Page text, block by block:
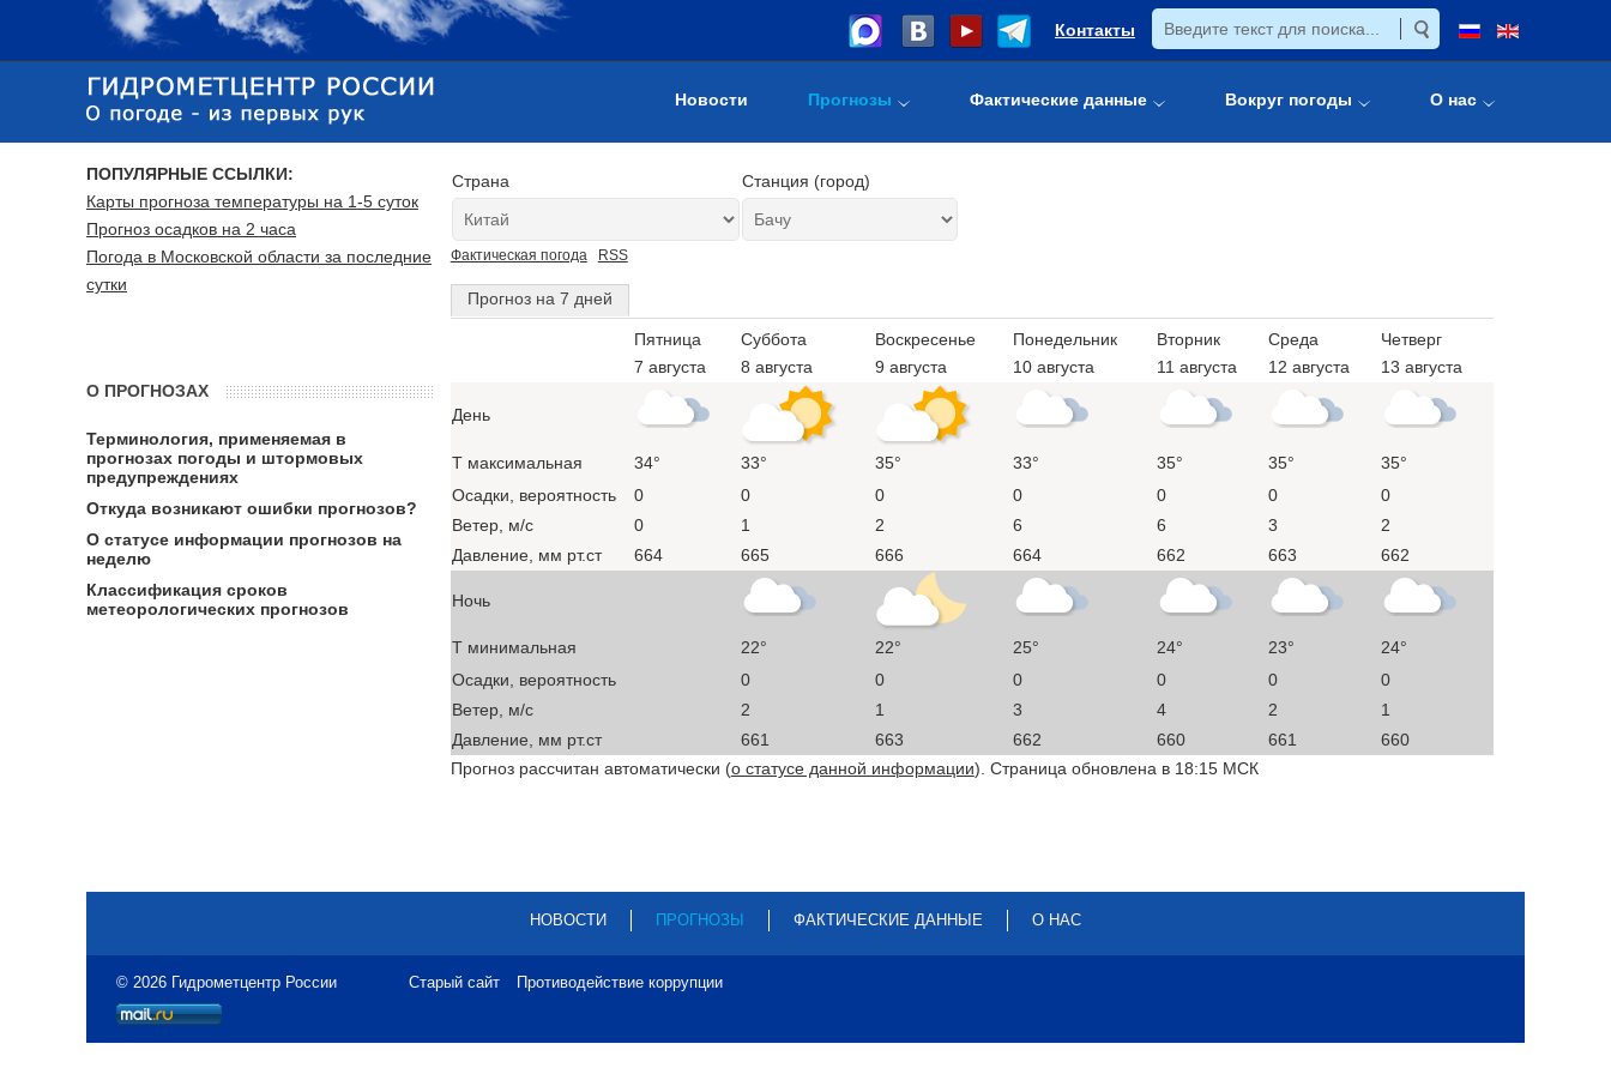
Контакты
Новости Прогнозы Фактические данные Вокруг погоды О нас
Страна Станция (город)
Фактическая погода RSS
Прогноз на 7 дней
Пятница
7 августа
Суббота
8 августа
Воскресенье
9 августа
Понедельник
10 августа
Вторник
11 августа
Среда
12 августа
Четверг
13 августа
День
T максимальная 34° 33° 35° 33° 35° 35°
35°
Осадки, вероятность
0 0 0 0 0 0
0
Ветер, м/с
0 1 2 6 6 3
2
Давление, мм рт.ст
664 665 666 664 662 663 662
Ночь
T минимальная 22° 22° 25° 24° 23°
24°
Осадки, вероятность
0 0 0 0 0
0
Ветер, м/с
2 1 3 4 2
1
Давление, мм рт.ст
661 663 662 660 661
660
Прогноз рассчитан автоматически (о статусе данной информации). Страница обновлена в 18:15 МСК
ПОПУЛЯРНЫЕ ССЫЛКИ:
Карты прогноза температуры на 1-5 суток
Прогноз осадков на 2 часа
Погода в Московской области за последние
сутки
О ПРОГНОЗАХ
Терминология, применяемая в
прогнозах погоды и штормовых
предупреждениях
Откуда возникают ошибки прогнозов?
О статусе информации прогнозов на
неделю
Классификация сроков
метеорологических прогнозов
НОВОСТИ ПРОГНОЗЫ ФАКТИЧЕСКИЕ ДАННЫЕ О НАС
© 2026 Гидрометцентр России Старый сайт Противодействие коррупции